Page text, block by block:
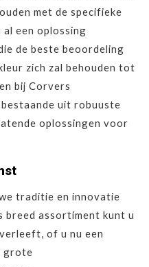
met de specifieke
een oplossing
de beste beoordeling
zich zal behouden tot
bij Corvers
uit robuuste
oplossingen voor
traditie en innovatie
breed assortiment kunt u
of u nu een
grote